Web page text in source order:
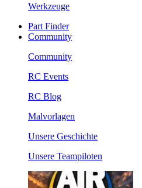
Werkzeuge
Part Finder
Community
Community
RC Events
RC Blog
Malvorlagen
Unsere Geschichte
Unsere Teampiloten